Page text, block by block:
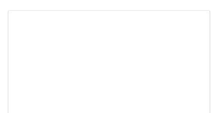
級腕時計に詳しくない人でも、黒い文字盤、回転ベゼル、力強い